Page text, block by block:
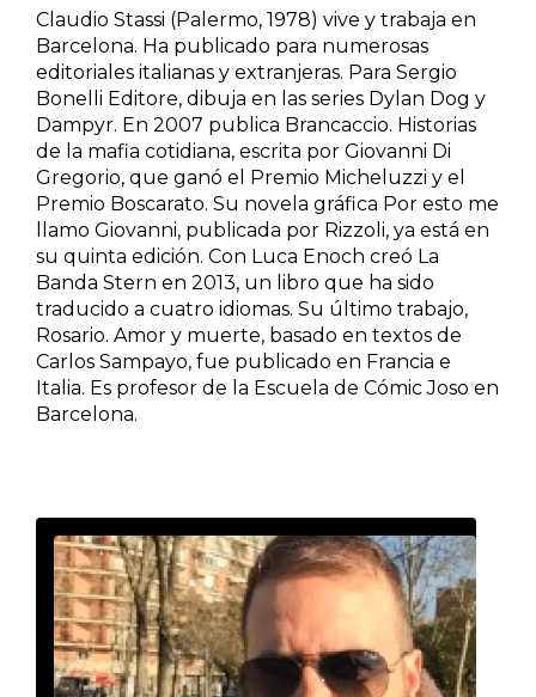
Claudio Stassi (Palermo, 1978) vive y trabaja en
Barcelona. Ha publicado para numerosas
editoriales italianas y extranjeras. Para Sergio
Bonelli Editore, dibuja en las series Dylan Dog y
Dampyr. En 2007 publica Brancaccio. Historias
de la mafia cotidiana, escrita por Giovanni Di
Gregorio, que ganó el Premio Micheluzzi y el
Premio Boscarato. Su novela gráfica Por esto me
llamo Giovanni, publicada por Rizzoli, ya está en
su quinta edición. Con Luca Enoch creó La
Banda Stern en 2013, un libro que ha sido
traducido a cuatro idiomas. Su último trabajo,
Rosario. Amor y muerte, basado en textos de
Carlos Sampayo, fue publicado en Francia e
Italia. Es profesor de la Escuela de Cómic Joso en
Barcelona.